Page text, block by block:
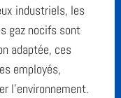
industriels, les
gaz nocifs sont
adaptée, ces
employés,
l’environnement.